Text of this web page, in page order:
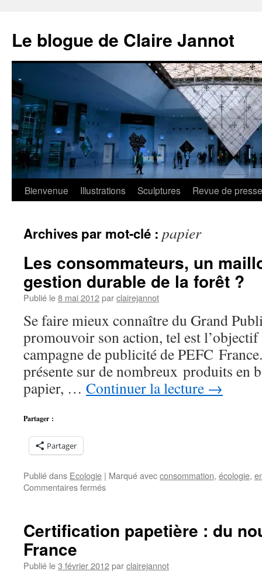
contenu
Le blogue de Claire Jannot
Bienvenue Illustrations Sculptures Revue de presse
Archives par mot-clé : papier
Les consommateurs, un
gestion durable de la forêt ?
Publié le8 mai 2012parclairejannot
Se faire mieux connaître du Grand
promouvoir son action, tel est
campagne de publicité de PEFC
présente sur de nombreux produits en
papier, … Continuer la lecture →
Partager :
Partager
Publié dans Ecologie | Marqué avecconsommation, écologie,
Commentaires ferméssur
maillon
la
Certification papetière : du
France
Publié le3 février 2012parclairejannot